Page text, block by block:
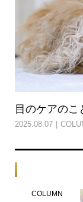
目のケアのこ
2025.08.07
COLUMN